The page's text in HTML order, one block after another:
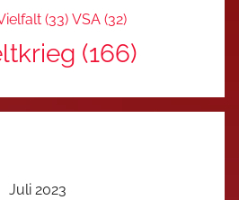
(33) VSA (32)
(166)
Juli 2023